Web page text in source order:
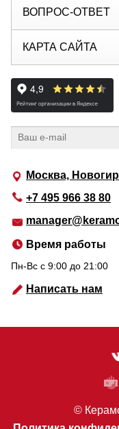
Москва,
+7 495 966 38 80
Время работы
Пн-Вс c 9:00 до 21:00
Написать нам
ВОПРОС-ОТВЕТ
КАРТА САЙТА
©